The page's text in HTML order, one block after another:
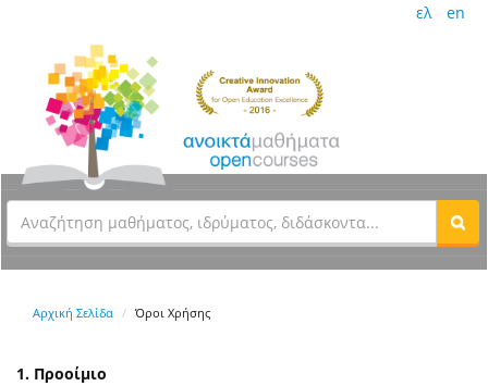
ελ en
Αρχική Σελίδα Όροι Χρήσης
1. Προοίμιο